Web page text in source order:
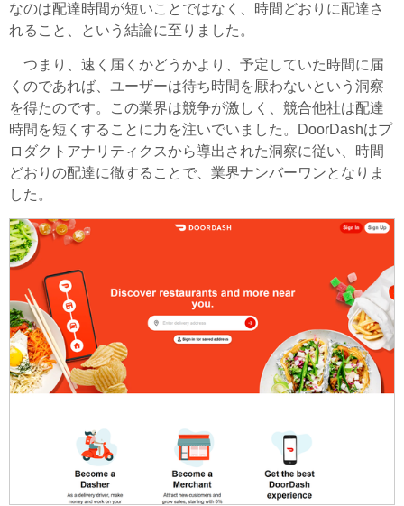
なのは配達時間が短いことではなく、時間どおりに配達さ
れること、という結論に至りました。
つまり、速く届くかどうかより、予定していた時間に届
くのであれば、ユーザーは待ち時間を厭わないという洞察
を得たのです。この業界は競争が激しく、競合他社は配達
時間を短くすることに力を注いでいました。DoorDashはプ
ロダクトアナリティクスから導出された洞察に従い、時間
どおりの配達に徹することで、業界ナンバーワンとなりま
した。